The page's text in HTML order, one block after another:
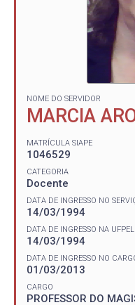
NOME DO SERVIDOR
MARCIA
MATRÍCULA SIAPE
1046529
CATEGORIA
Docente
DATA DE INGRESSO NO
14/03/1994
DATA DE INGRESSO NA UFPEL
14/03/1994
DATA DE INGRESSO NO
01/03/2013
CARGO
PROFESSOR DO